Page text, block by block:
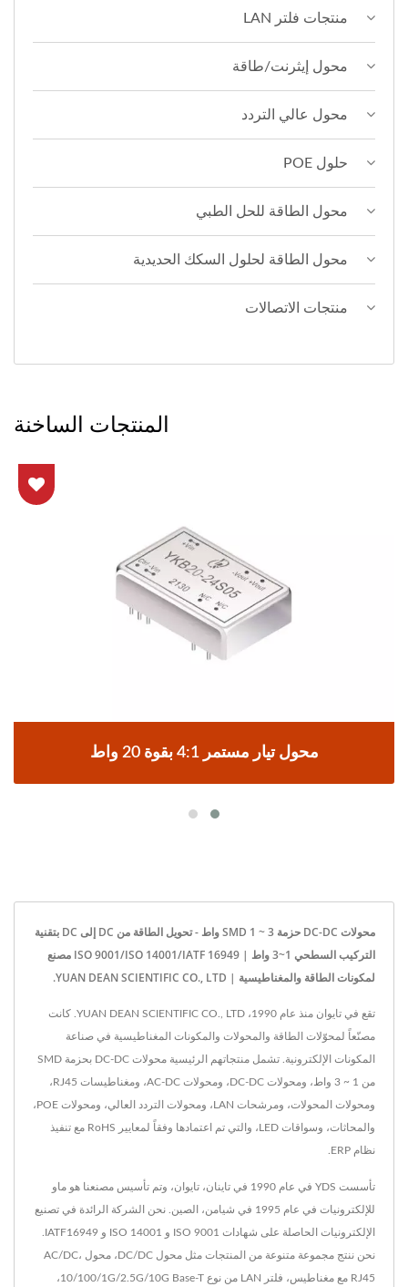
منتجات فلتر LAN
محول إيثرنت/طاقة
محول عالي التردد
حلول POE
محول الطاقة للحل الطبي
محول الطاقة لحلول السكك الحديدية
منتجات الاتصالات
المنتجات الساخنة
محول تيار مستمر 4:1 بقوة 20 واط
محولات DC-DC حزمة SMD 1 ~ 3 واط - تحويل الطاقة من DC إلى DC بتقنية
التركيب السطحي 1~3 واط | ISO 9001/ISO 14001/IATF 16949 مصنع
لمكونات الطاقة والمغناطيسية | YUAN DEAN SCIENTIFIC CO., LTD.
تقع في تايوان منذ عام 1990، YUAN DEAN SCIENTIFIC CO., LTD. كانت
مصنّعاً لمحوّلات الطاقة والمحولات والمكونات المغناطيسية في صناعة
المكونات الإلكترونية. تشمل منتجاتهم الرئيسية محولات DC-DC بحزمة SMD
من 1 ~ 3 واط، ومحولات DC-DC، ومحولات AC-DC، ومغناطيسات RJ45،
ومحولات المحولات، ومرشحات LAN، ومحولات التردد العالي، ومحولات POE،
والمحاثات، وسواقات LED، والتي تم اعتمادها وفقاً لمعايير RoHS مع تنفيذ
نظام ERP.
تأسست YDS في عام 1990 في تاينان، تايوان، وتم تأسيس مصنعنا هو ماو
للإلكترونيات في عام 1995 في شيامن، الصين. نحن الشركة الرائدة في تصنيع
نحن ننتج مجموعة متنوعة من المنتجات مثل محول DC/DC، محول AC/DC،
RJ45 مع مغناطيس، فلتر LAN من نوع 10/100/1G/2.5G/10G Base-T،